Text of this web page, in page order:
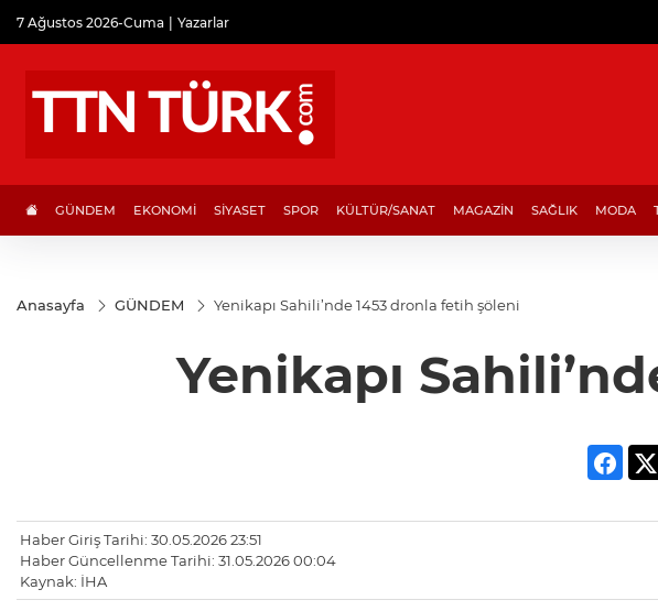
7 Ağustos 2026-Cuma Yazarlar
GÜNDEM EKONOMİ SİYASET SPOR KÜLTÜR/SANAT MAGAZİN SAĞLIK MODA
Anasayfa GÜNDEM Yenikapı Sahili’nde 1453 dronla fetih şöleni
Yenikapı
Haber Giriş Tarihi: 30.05.2026 23:51
Haber Güncellenme Tarihi: 31.05.2026 00:04
Kaynak: İHA